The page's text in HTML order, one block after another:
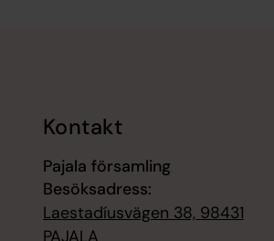
Kontakt
Pajala församling
Besöksadress:
Laestadíusvägen 38, 98431
PAJALA